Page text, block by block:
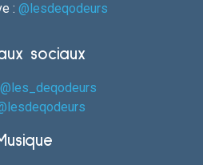
: @lesdeqodeurs
sociaux
@les_deqodeurs